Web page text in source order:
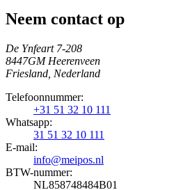
Neem contact op
De Ynfeart 7-208
8447GM Heerenveen
Friesland, Nederland
Telefoonnummer:
+31 51 32 10 111
Whatsapp:
31 51 32 10 111
E-mail:
info@meipos.nl
BTW-nummer:
NL858748484B01